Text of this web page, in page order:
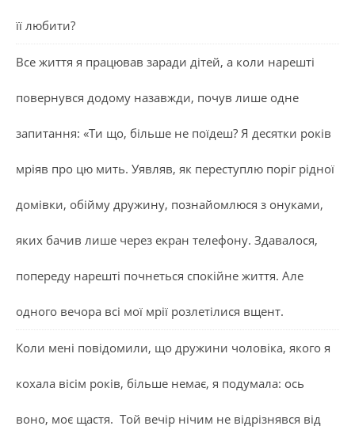
її любити?
Все життя я працював заради дітей, а коли нарешті
повернувся додому назавжди, почув лише одне
запитання: «Ти що, більше не поїдеш? Я десятки років
мріяв про цю мить. Уявляв, як переступлю поріг рідної
домівки, обійму дружину, познайомлюся з онуками,
яких бачив лише через екран телефону. Здавалося,
попереду нарешті почнеться спокійне життя. Але
одного вечора всі мої мрії розлетілися вщент.
Коли мені повідомили, що дружини чоловіка, якого я
кохала вісім років, більше немає, я подумала: ось
воно, моє щастя. Той вечір нічим не відрізнявся від